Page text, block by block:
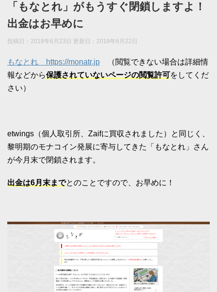
「もなとれ」がもうすぐ閉鎖しますよ！
出金はお早めに
投稿日：2018年6月23日 更新日： 2018年6月22日
もなとれ https://monatr.jp （閲覧できない場合は詳細情
報などから保護されていないページの閲覧許可 をしてくだ
さい）
etwings（個人取引所、Zaifに買収されました）と同じく、
黎明期のモナコイン発展に寄与してきた「もなとれ」さん
が今月末で閉鎖されます。
出金は6月末までとのことですので、お早めに！